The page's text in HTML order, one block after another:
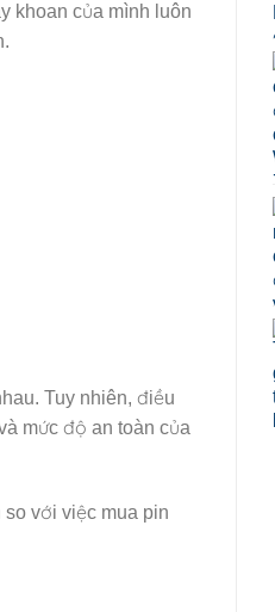
khoan của mình luôn
Tuy nhiên, điều
mức độ an toàn của
với việc mua pin